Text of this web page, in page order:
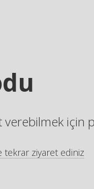
için
tekrar ziyaret ediniz